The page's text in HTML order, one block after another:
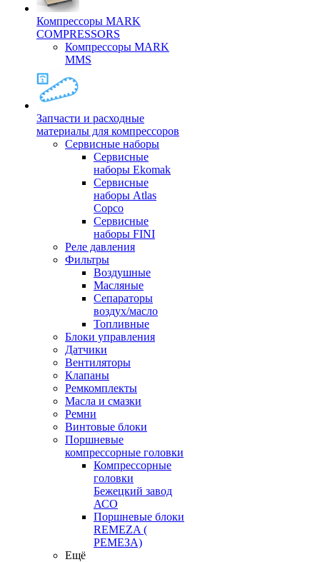
Компрессоры MARK
COMPRESSORS
Компрессоры MARK
MMS
Запчасти и расходные
материалы для компрессоров
Cервисные наборы
Сервисные
наборы Ekomak
Cервисные
наборы Atlas
Copco
Сервисные
наборы FINI
Реле давления
Фильтры
Воздушные
Масляные
Сепараторы
воздух/масло
Топливные
Блоки управления
Датчики
Вентиляторы
Клапаны
Ремкомплекты
Масла и смазки
Ремни
Винтовые блоки
Поршневые
компрессорные головки
Компрессорные
головки
Бежецкий завод
АСО
Поршневые блоки
REMEZA (
РЕМЕЗА)
Ещё